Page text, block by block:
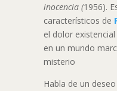
inocencia (1956).
característicos de
el dolor
en un mundo
misterio
Habla de un